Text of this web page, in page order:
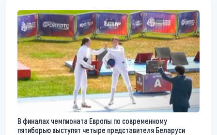
В финалах чемпионата Европы по современному
пятиборью выступят четыре представителя Беларуси